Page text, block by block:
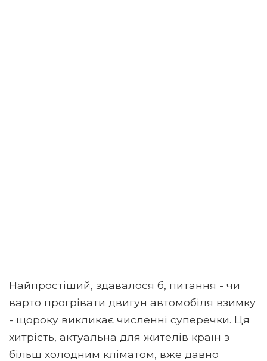
Найпростіший, здавалося б, питання - чи
варто прогрівати двигун автомобіля взимку
- щороку викликає численні суперечки. Ця
хитрість, актуальна для жителів країн з
більш холодним кліматом, вже давно